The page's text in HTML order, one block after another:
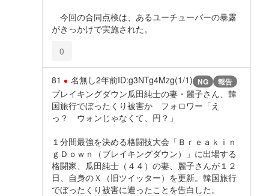
今回の合同点検は、あるユーチューバーの暴露
がきっかけで実施された。
0
81 名無し2年前ID:g3NTg4Mzg(1/1) NG 報告
ブレイキングダウン瓜田純士の妻・麗子さん、韓
国旅行でぼったくり被害か フォロワー「え
っ？ ウォンじゃなくて、円？」
１分間最強を決める格闘技大会「Ｂｒｅａｋｉｎ
ｇＤｏｗｎ（ブレイキングダウン）」に出場する
格闘家、瓜田純士（４４）の妻、麗子さんが１２
日、自身のＸ（旧ツイッター）を更新。韓国旅行
でぼったくり被害に遭ったことを告白した。